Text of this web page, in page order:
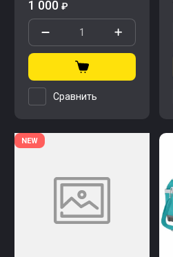
1 000 ₽
Сравнить
NEW